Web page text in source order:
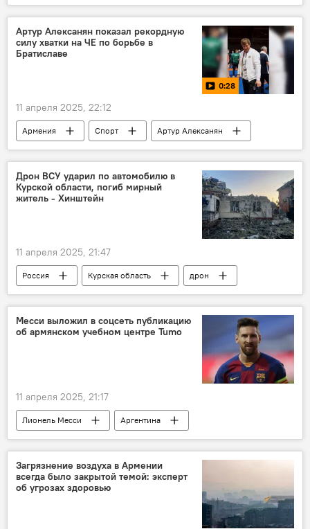
Общество
Новости Армения
Артур Алексанян показал рекордную
силу хватки на ЧЕ по борьбе в
Братиславе
0:28
11 апреля 2025, 22:12
Армения Спорт
Артур Алексанян
Видео
Дрон ВСУ ударил по автомобилю в
Курской области, погиб мирный
житель - Хинштейн
11 апреля 2025, 21:47
Россия Курская область
дрон
атака
Месси выложил в соцсеть публикацию
об армянском учебном центре Tumo
11 апреля 2025, 21:17
Лионель Месси
Аргентина
Буэнос-Айрес
ТУМО
Общество
Новости Армения
Загрязнение воздуха в Армении
всегда было закрытой темой: эксперт
об угрозах здоровью